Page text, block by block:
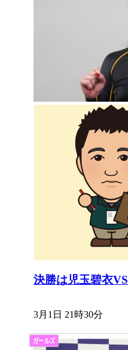
決勝は児玉碧衣
3月1日 21時30分